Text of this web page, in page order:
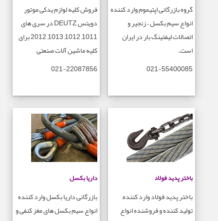
فروش کلیه لوازم یدکی موتور
دویتس DEUTZ در سری های
1011, 1012, 1013, 2012 برای
کلیه ماشین آلات صنعتی
021-22087856
گروه بازرگانی اپتیموم وارد کننده
انواع سیم بکسل ، زنجیر و
اتصالات لیفتینگ بار در ایران
است.
021-55400085
داریا بکسل
بازرگانی داریا بکسل وارد کننده
انواع سیم بکسل های مغز کنفی و
باختر پدید فولاد
باختر پدید فولاد وارد کننده,
تولید کننده و فروشنده انواع